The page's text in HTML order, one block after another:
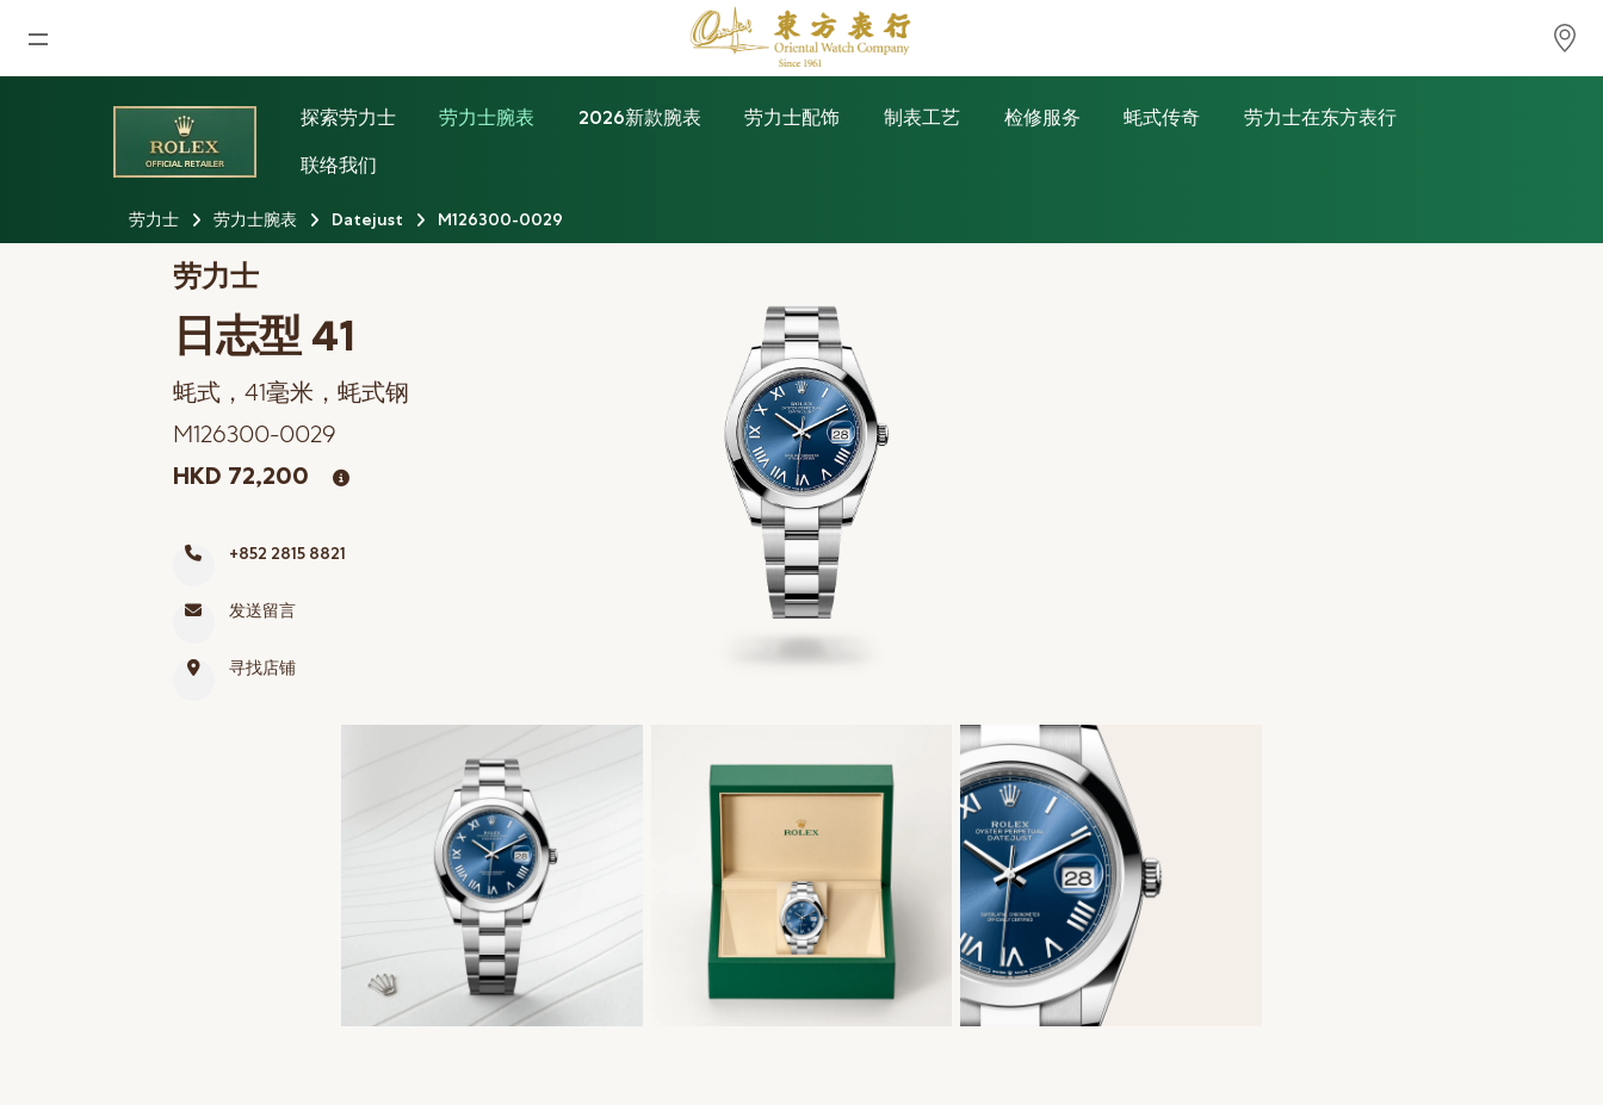
首页
最新消息
公司动态
劳力士
劳力士中古表认证
帝舵表
网上商店
中国内地
English
探索劳力士 劳力士腕表 2026新款腕表 劳力士配饰 制表工艺 检修服务 蚝式传奇
劳力士在东方表行
联络我们
劳力士 劳力士腕表 Datejust M126300-0029
劳力士
日志型 41
蚝式，41毫米，蚝式钢
M126300-0029
HKD 72,200
+852 2815 8821
发送留言
寻找店铺